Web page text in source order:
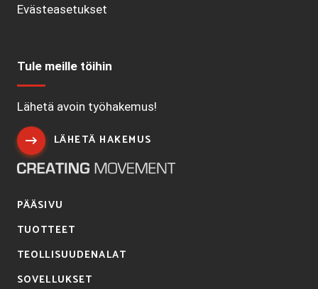
Evästeasetukset
Tule meille töihin
Lähetä avoin työhakemus!
LÄHETÄ HAKEMUS
PÄÄSIVU
TUOTTEET
TEOLLISUUDENALAT
SOVELLUKSET